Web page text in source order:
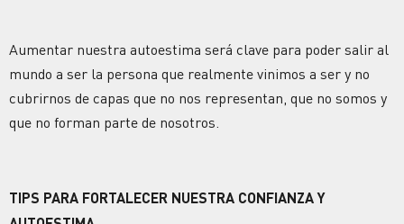
Aumentar nuestra autoestima será clave para poder salir al
mundo a ser la persona que realmente vinimos a ser y no
cubrirnos de capas que no nos representan, que no somos y
que no forman parte de nosotros.
TIPS PARA FORTALECER NUESTRA CONFIANZA Y